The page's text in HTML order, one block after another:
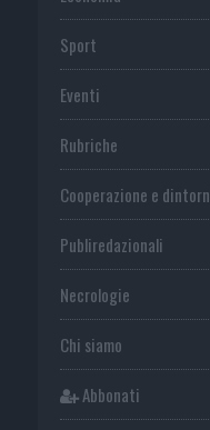
Sport
Eventi
Rubriche
Cooperazione e
Publiredazionali
Necrologie
Chi siamo
Abbonati